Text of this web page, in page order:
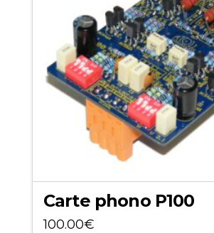
peuvent
être
choisies
sur
Carte phono P100
100.00€